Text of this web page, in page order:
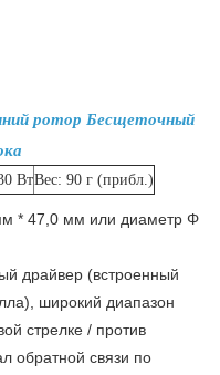
ротор Бесщеточный
ВтВес: 90 г (прибл.)
* 47,0 мм или диаметр Φ
драйвер (встроенный
широкий диапазон
стрелке / против
обратной связи по